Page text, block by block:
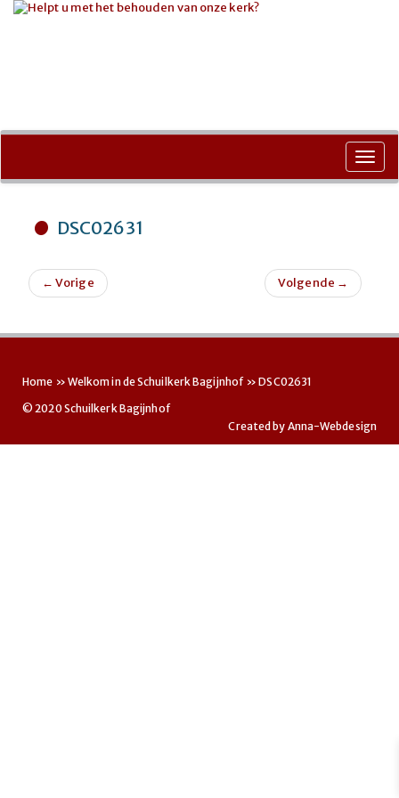
Ga
DSC02631
← Vorige Volgende →
Home » Welkom in de Schuilkerk Bagijnhof »DSC02631
© 2020 Schuilkerk Bagijnhof
Created by Anna-Webdesign